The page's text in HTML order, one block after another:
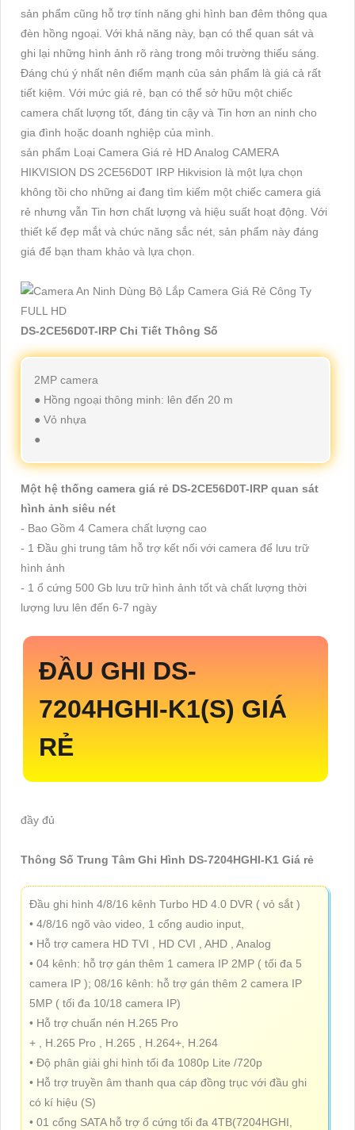
sản phẩm cũng hỗ trợ tính năng ghi hình ban đêm thông qua
đèn hồng ngoại. Với khả năng này, bạn có thể quan sát và
ghi lại những hình ảnh rõ ràng trong môi trường thiếu sáng.
Đáng chú ý nhất nên điểm mạnh của sản phẩm là giá cả rất
tiết kiệm. Với mức giá rẻ, bạn có thể sở hữu một chiếc
camera chất lượng tốt, đáng tin cậy và Tin hơn an ninh cho
gia đình hoặc doanh nghiệp của mình.
sản phẩm Loại Camera Giá rẻ HD Analog CAMERA
HIKVISION DS 2CE56D0T IRP Hikvision là một lựa chọn
không tồi cho những ai đang tìm kiếm một chiếc camera giá
rẻ nhưng vẫn Tin hơn chất lượng và hiệu suất hoạt động. Với
thiết kế đẹp mắt và chức năng sắc nét, sản phẩm này đáng
giá để bạn tham khảo và lựa chọn.
DS-2CE56D0T-IRP Chi Tiết Thông Số
2MP camera
● Hồng ngoại thông minh: lên đến 20 m
● Vỏ nhựa
●
Một hệ thống camera giá rẻ DS-2CE56D0T-IRP quan sát
hình ảnh siêu nét
- Bao Gồm 4 Camera chất lượng cao
- 1 Đầu ghi trung tâm hỗ trợ kết nối với camera để lưu trữ
hình ảnh
- 1 ổ cứng 500 Gb lưu trữ hình ảnh tốt và chất lượng thời
lượng lưu lên đến 6-7 ngày
ĐẦU GHI DS-
7204HGHI-K1(S) GIÁ
RẺ
đầy đủ
Thông Số Trung Tâm Ghi Hình DS-7204HGHI-K1 Giá rẻ
Đầu ghi hình 4/8/16 kênh Turbo HD 4.0 DVR ( vỏ sắt )
• 4/8/16 ngõ vào video, 1 cổng audio input,
• Hỗ trợ camera HD TVI , HD CVI , AHD , Analog
• 04 kênh: hỗ trợ gán thêm 1 camera IP 2MP ( tối đa 5
camera IP ); 08/16 kênh: hỗ trợ gán thêm 2 camera IP
5MP ( tối đa 10/18 camera IP)
• Hỗ trợ chuẩn nén H.265 Pro
+ , H.265 Pro , H.265 , H.264+, H.264
• Độ phân giải ghi hình tối đa 1080p Lite /720p
• Hỗ trợ truyền âm thanh qua cáp đồng trục với đầu ghi
có kí hiệu (S)
• 01 cổng SATA hỗ trợ ổ cứng tối đa 4TB(7204HGHI,